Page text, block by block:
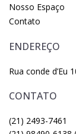
Nosso Espaço
Contato
ENDEREÇO
Rua conde d’Eu
CONTATO
(21) 2493-7461